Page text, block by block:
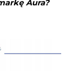
Aura?